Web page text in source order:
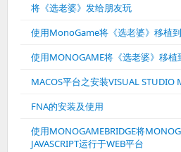
将《选老婆》发给朋友玩
使用MonoGame将《选老婆》移植
使用MONOGAME将《选老婆》移植
MACOS平台之安装VISUAL STUDIO
FNA的安装及使用
使用MONOGAMEBRIDGE将
JAVASCRIPT运行于WEB平台